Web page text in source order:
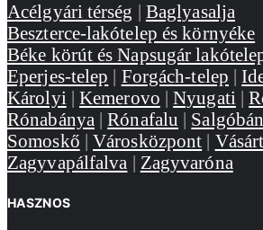
Acélgyári térség | Baglyasalja
Beszterce-lakótelep és környéke
Béke körút és Napsugár
Eperjes-telep | Forgách-telep |
Károlyi |Kemerovo |Nyugati |
Rónabánya |Rónafalu |
Somoskő |Városközpont |
Zagyvapálfalva | Zagyvaróna
HASZNOS